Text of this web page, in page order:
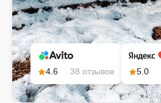
4.6 38 отзывов 5.0